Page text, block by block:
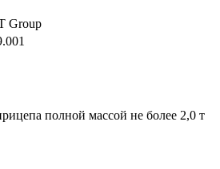
Group
полной массой не более 2,0 т